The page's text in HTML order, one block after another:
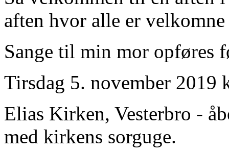
aften hvor alle er
Sange til min mor opføres
Tirsdag 5. november
Elias Kirken, Vesterbro -
med kirkens sorguge.